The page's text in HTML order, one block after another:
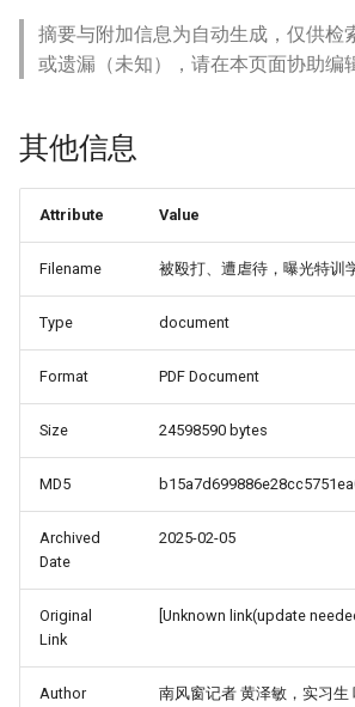
摘要与附加信息为自动生成，仅供检
或遗漏（未知），请在本页面协助编
其他信息
Attribute Value
Filename 被殴打、遭虐待，曝光特训
Type document
Format PDF Document
Size 24598590 bytes
MD5
Archived
Date
2025-02-05
Original
Link
[Unknown link(update
Author
南风窗记者 黄泽敏，实习生